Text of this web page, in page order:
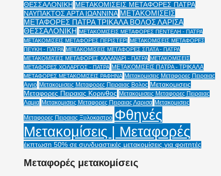
ΘΕΣΣΑΛΟΝΙΚΗ ΜΕΤΑΚΟΜΙΣΕΙΣ ΜΕΤΑΦΟΡΕΣ ΠΑΤΡΑ
ΝΑΥΠΑΚΤΟΣ ΑΡΤΑ ΙΩΑΝΝΙΝΑ ΜΕΤΑΚΟΜΙΣΕΙΣ
ΜΕΤΑΦΟΡΕΣ ΠΑΤΡΑ ΤΡΙΚΑΛΑ ΒΟΛΟΣ ΛΑΡΙΣΑ
ΘΕΣΣΑΛΟΝΙΚΗ ΜΕΤΑΚΟΜΙΣΕΙΣ ΜΕΤΑΦΟΡΕΣ ΠΕΝΤΕΛΗ - ΠΑΤΡΑ
ΜΕΤΑΚΟΜΙΣΕΙΣ ΜΕΤΑΦΟΡΕΣ ΠΕΡΙΣΤΕΡΙ ΜΕΤΑΚΟΜΙΣΕΙΣ ΜΕΤΑΦΟΡΕΣ
ΠΕΥΚΗ - ΠΑΤΡΑ ΜΕΤΑΚΟΜΙΣΕΙΣ ΜΕΤΑΦΟΡΕΣ ΣΠΑΤΑ - ΠΑΤΡΑ
ΜΕΤΑΚΟΜΙΣΕΙΣ ΜΕΤΑΦΟΡΕΣ ΧΑΛΑΝΔΡΙ - ΠΑΤΡΑ ΜΕΤΑΚΟΜΙΣΕΙΣ
ΜΕΤΑΦΟΡΕΣ ΧΟΛΑΡΓΟΣ - ΠΑΤΡΑ ΜΕΤΑΚΟΜΙΣΕΙΣ ΠΑΤΡΑ - ΤΡΙΚΑΛΑ
ΜΕΤΑΦΟΡΕΣ ΜΕΤΑΚΟΜΙΣΕΙΣ ΡΑΦΗΝΑ Μετακομισεις Μεταφορες Πειραιας
Αιγιο Μετακομισεις Μεταφορες Πειραιας Βολος Μετακομισεις
Μεταφορες Πειραιας Κορινθος Μετακομισεις Μεταφορες Πειραιας
Λαμια Μετακομισεις Μεταφορες Πειραιας Λαρισα Μετακομισεις
Μεταφορες Πειραιας Ξυλοκαστρο Φθηνές
Μετακομίσεις | Μεταφορές
έκπτωση 50% σε συνδυαστικές μετακομίσεις για φοιτητές
Μεταφορές μετακομίσεις